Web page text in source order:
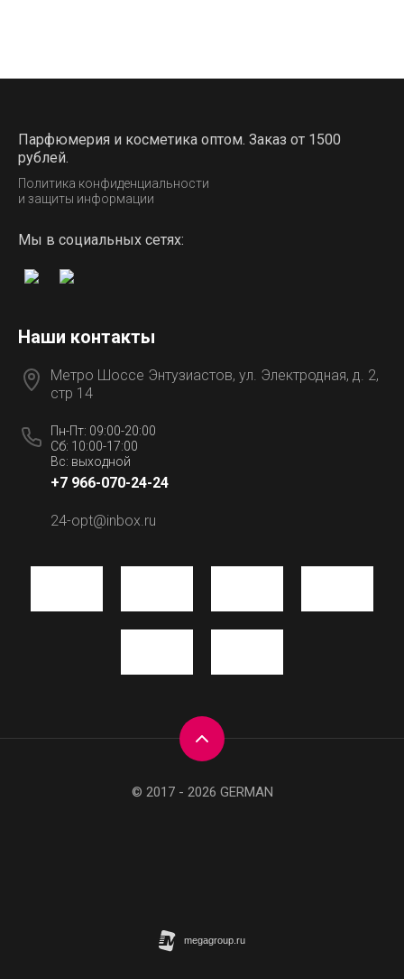
Парфюмерия и косметика оптом. Заказ от 1500
рублей.
Политика конфиденциальности
и защиты информации
Мы в социальных сетях:
Наши контакты
Метро Шоссе Энтузиастов, ул. Электродная, д. 2,
стр 14
Пн-Пт: 09:00-20:00
Сб: 10:00-17:00
Вс: выходной
+7 966-070-24-24
24-opt@inbox.ru
© 2017 - 2026 GERMAN